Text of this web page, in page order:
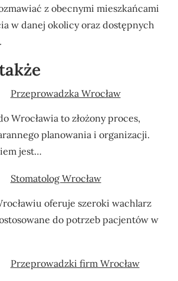
z obecnymi mieszkańcami
w danej okolicy oraz dostępnych
Przeprowadzka Wrocław
Wrocławia to złożony proces,
planowania i organizacji.
jest…
Stomatolog Wrocław
oferuje szeroki wachlarz
do potrzeb pacjentów w
Przeprowadzki firm Wrocław